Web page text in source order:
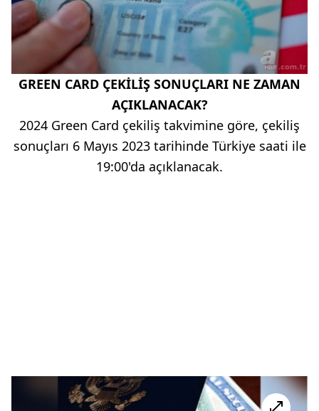
GREEN CARD ÇEKİLİŞ SONUÇLARI NE ZAMAN
AÇIKLANACAK?
2024 Green Card çekiliş takvimine göre, çekiliş
sonuçları 6 Mayıs 2023 tarihinde Türkiye saati ile
19:00'da açıklanacak.